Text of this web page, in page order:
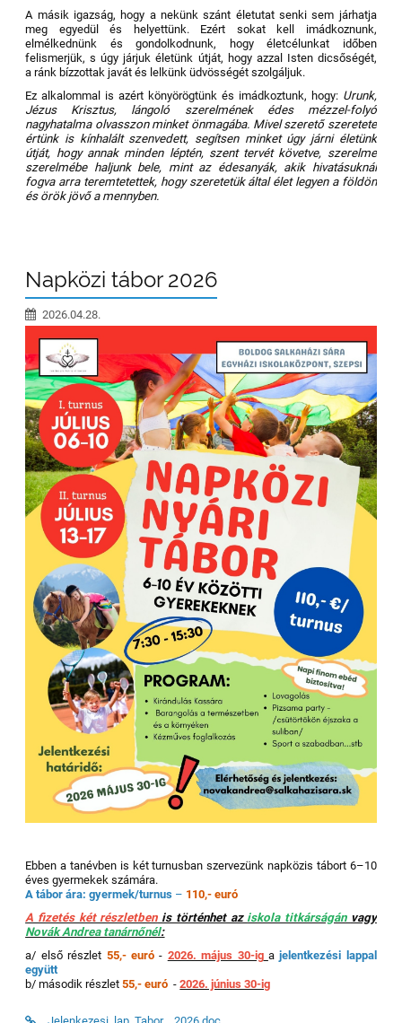
A másik igazság, hogy a nekünk szánt életutat senki sem járhatja
meg egyedül és helyettünk. Ezért sokat kell imádkoznunk,
elmélkednünk és gondolkodnunk, hogy életcélunkat időben
felismerjük, s úgy járjuk életünk útját, hogy azzal Isten dicsőségét,
a ránk bízzottak javát és lelkünk üdvösségét szolgáljuk.
Ez alkalommal is azért könyörögtünk és imádkoztunk, hogy: Urunk,
Jézus Krisztus, lángoló szerelmének édes mézzel-folyó
nagyhatalma olvasszon minket önmagába. Mivel szerető szeretete
értünk is kínhalált szenvedett, segítsen minket úgy járni életünk
útját, hogy annak minden léptén, szent tervét követve, szerelme
szerelmébe haljunk bele, mint az édesanyák, akik hivatásuknál
fogva arra teremtetettek, hogy szeretetük által élet legyen a földön
és örök jövő a mennyben.
Napközi tábor 2026
2026.04.28.
Ebben a tanévben is két turnusban szervezünk napközis tábort 6–10
éves gyermekek számára.
A tábor ára: gyermek/turnus – 110,- euró
A fizetés két részletbenis történhet az iskola titkárságán vagy
Novák Andrea tanárnőnél:
a/ első részlet 55,- euró- 2026. május 30-ig ajelentkezési lappal
együtt
b/ második részlet55,- euró -2026. június 30-ig